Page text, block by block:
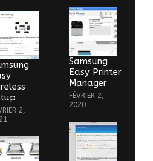
2,
Samsung
Easy Printer
Manager
FÉVRIER 2,
2020